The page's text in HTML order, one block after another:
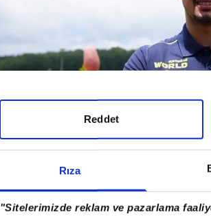
Rıza
"Sitelerimizde reklam ve pazarlama
Reddet
şu ana kadar tam 6 transfer